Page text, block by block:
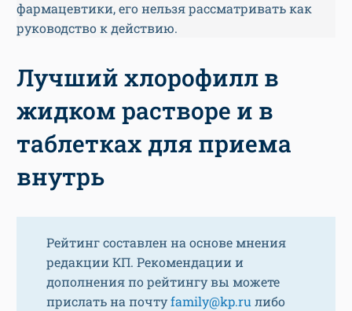
фармацевтики, его нельзя рассматривать как
руководство к действию.
Лучший хлорофилл в
жидком растворе и в
таблетках для приема
внутрь
Рейтинг составлен на основе мнения
редакции КП. Рекомендации и
дополнения по рейтингу вы можете
прислать на почтуfamily@kp.ru либо